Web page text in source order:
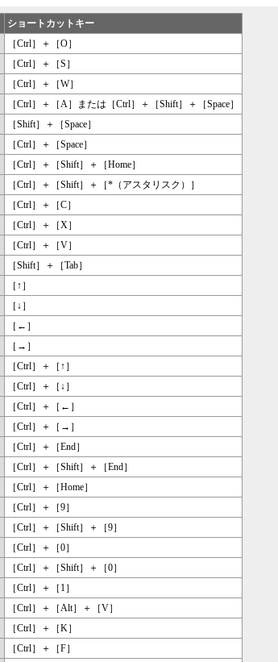
ショートカットキー
［Ctrl］＋［O］
［Ctrl］＋［S］
［Ctrl］＋［W］
［Ctrl］＋［A］または［Ctrl］＋［Shift］＋［Space］
［Shift］＋［Space］
［Ctrl］＋［Space］
［Ctrl］＋［Shift］＋［Home］
［Ctrl］＋［Shift］＋［*（アスタリスク）］
［Ctrl］＋［C］
［Ctrl］＋［X］
［Ctrl］＋［V］
［Shift］＋［Tab］
［↑］
［↓］
［←］
［→］
［Ctrl］＋［↑］
［Ctrl］＋［↓］
［Ctrl］＋［←］
［Ctrl］＋［→］
［Ctrl］＋［End］
［Ctrl］＋［Shift］＋［End］
［Ctrl］＋［Home］
［Ctrl］＋［9］
［Ctrl］＋［Shift］＋［9］
［Ctrl］＋［0］
［Ctrl］＋［Shift］＋［0］
［Ctrl］＋［1］
［Ctrl］＋［Alt］＋［V］
［Ctrl］＋［K］
［Ctrl］＋［F］